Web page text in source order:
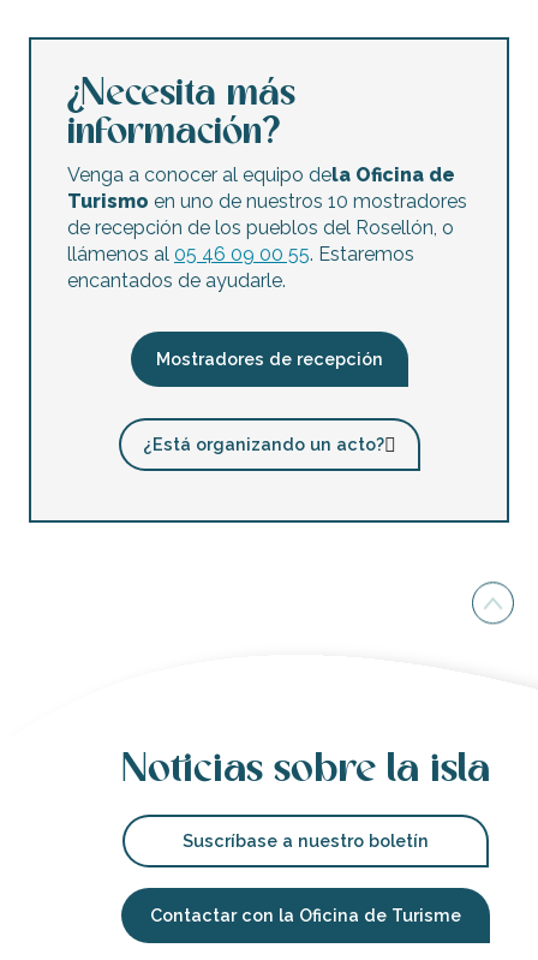
¿Necesita más
información?
Venga a conocer al equipo dela Oficina de
Turismo en uno de nuestros 10 mostradores
de recepción de los pueblos del Rosellón, o
llámenos al 05 46 09 00 55. Estaremos
encantados de ayudarle.
Mostradores de recepción
¿Está organizando un acto?
Noticias sobre la isla
Suscríbase a nuestro boletín
Contactar con la Oficina de Turisme